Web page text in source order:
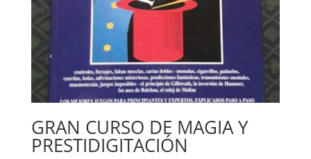
GRAN CURSO DE MAGIA Y
PRESTIDIGITACIÓN